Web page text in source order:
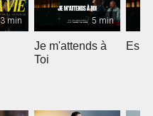
3 min 5 min
Je m'attends à
Toi